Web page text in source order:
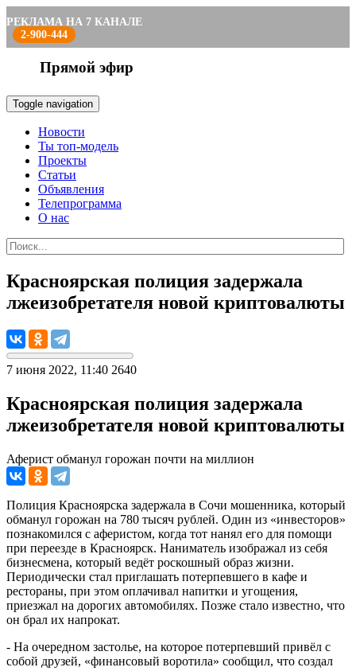
РЕКЛАМА НА 7 КАНАЛЕ
2-900-444
Прямой эфир
Toggle navigation
Новости
Ты топ-модель
Проекты
Статьи
Объявления
Телепрограмма
О нас
Красноярская полиция задержала
лжеизобретателя новой криптовалюты
7 июня 2022, 11:40 2640
Красноярская полиция задержала
лжеизобретателя новой криптовалюты
Аферист обманул горожан почти на миллион
Полиция Красноярска задержала в Сочи мошенника, который
обманул горожан на 780 тысяч рублей. Один из «инвесторов»
познакомился с аферистом, когда тот нанял его для помощи
при переезде в Красноярск. Наниматель изображал из себя
бизнесмена, который ведёт роскошный образ жизни.
Периодически стал приглашать потерпевшего в кафе и
рестораны, при этом оплачивал напитки и угощения,
приезжал на дорогих автомобилях. Позже стало известно, что
он брал их напрокат.
- На очередном застолье, на которое потерпевший привёл с
собой друзей, «финансовый воротила» сообщил, что создал